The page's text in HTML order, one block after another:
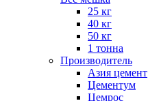
25 кг
40 кг
50 кг
1 тонна
Производитель
Азия цемент
Цементум
Цемрос